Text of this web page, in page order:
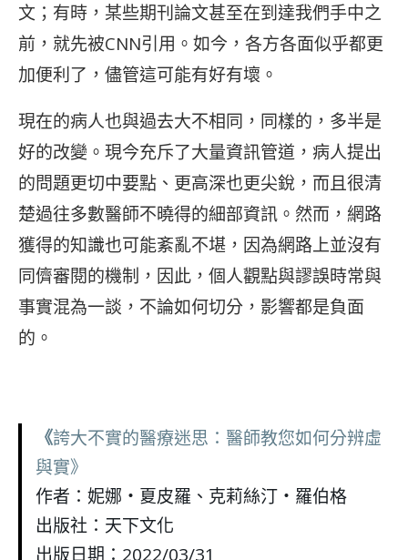
文；有時，某些期刊論文甚至在到達我們手中之
前，就先被CNN引用。如今，各方各面似乎都更
加便利了，儘管這可能有好有壞。
現在的病人也與過去大不相同，同樣的，多半是
好的改變。現今充斥了大量資訊管道，病人提出
的問題更切中要點、更高深也更尖銳，而且很清
楚過往多數醫師不曉得的細部資訊。然而，網路
獲得的知識也可能紊亂不堪，因為網路上並沒有
同儕審閱的機制，因此，個人觀點與謬誤時常與
事實混為一談，不論如何切分，影響都是負面
的。
《誇大不實的醫療迷思：醫師教您如何分辨虛
與實》
作者：妮娜‧夏皮羅、克莉絲汀‧羅伯格
出版社：天下文化
出版日期：2022/03/31